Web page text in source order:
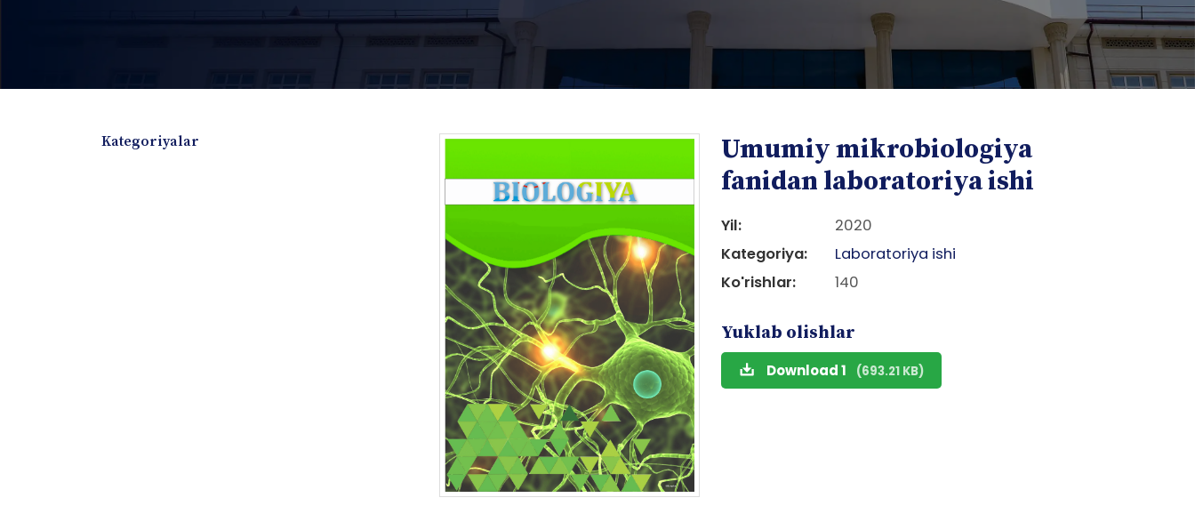
Kategoriyalar
Umumiy mikrobiologiya
fanidan laboratoriya ishi
Yil:
2020
Kategoriya:
Laboratoriya ishi
Ko'rishlar:
140
Yuklab olishlar
Download 1 (693.21 KB)